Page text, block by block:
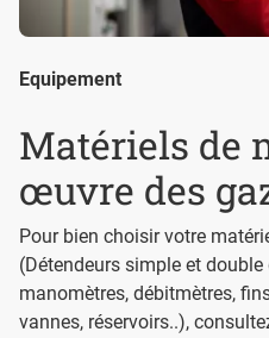
Equipement
Matériels de
œuvre des
Pour bien choisir votre
(Détendeurs simple et
manomètres, débitmètres,
vannes, réservoirs..),